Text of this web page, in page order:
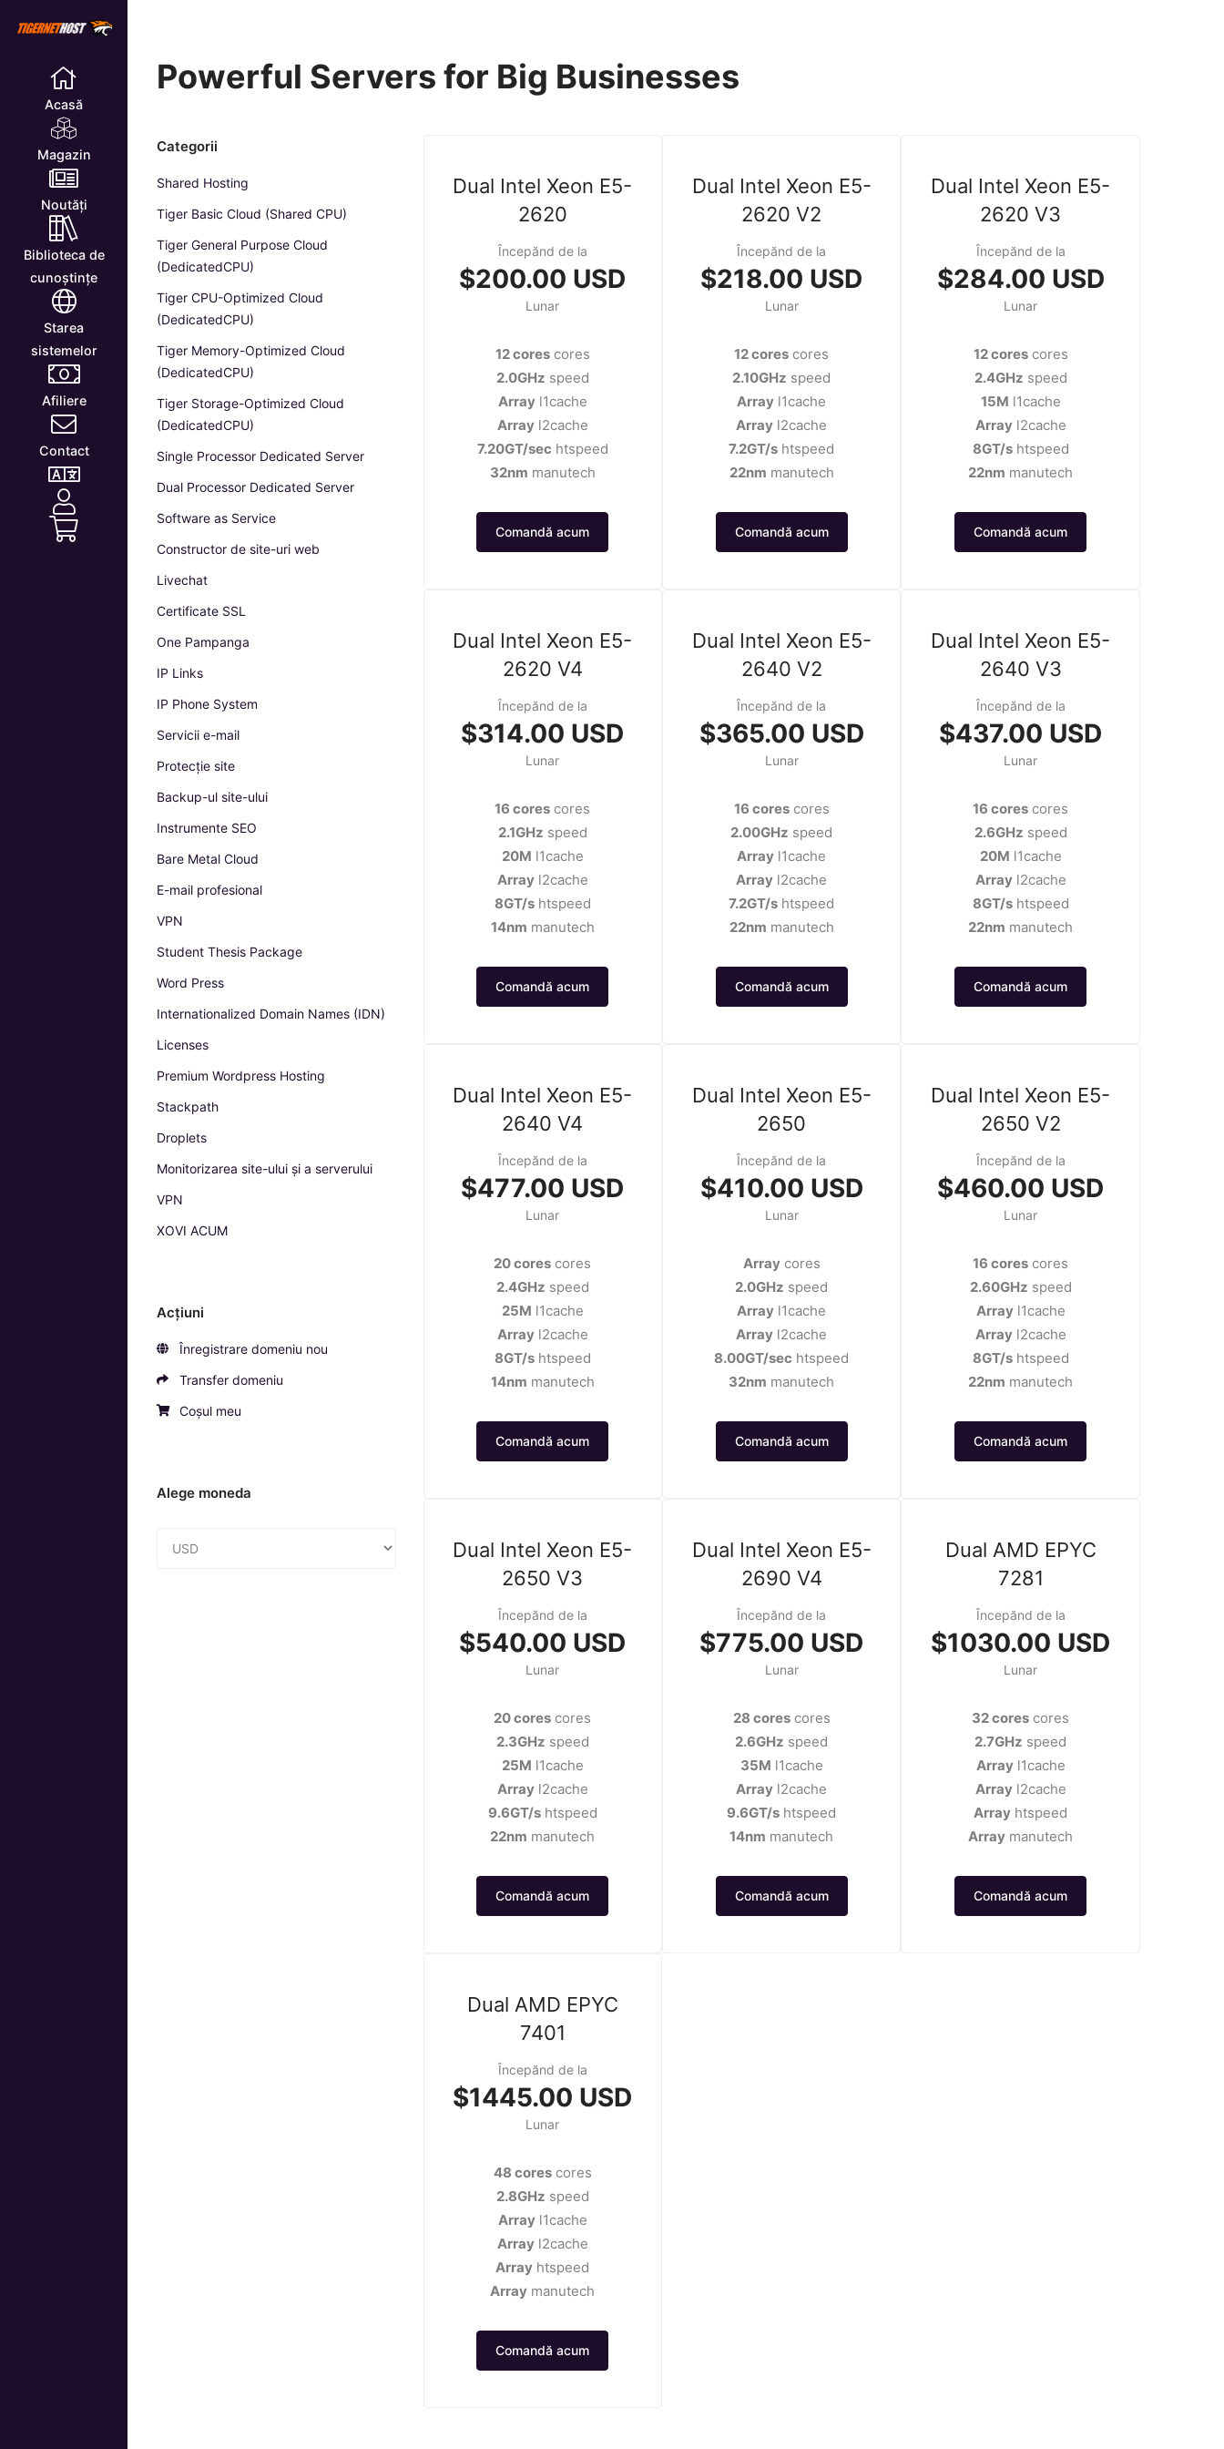
Acasă
Magazin
Noutăți
Biblioteca de
cunoștințe
Starea
sistemelor
Afiliere
Contact
Powerful Servers for Big Businesses
Categorii
Shared Hosting
Tiger Basic Cloud (Shared CPU)
Tiger General Purpose Cloud
(DedicatedCPU)
Tiger CPU-Optimized Cloud
(DedicatedCPU)
Tiger Memory-Optimized Cloud
(DedicatedCPU)
Tiger Storage-Optimized Cloud
(DedicatedCPU)
Single Processor Dedicated Server
Dual Processor Dedicated Server
Software as Service
Constructor de site-uri web
Livechat
Certificate SSL
One Pampanga
IP Links
IP Phone System
Servicii e-mail
Protecție site
Backup-ul site-ului
Instrumente SEO
Bare Metal Cloud
E-mail profesional
VPN
Student Thesis Package
Word Press
Internationalized Domain Names (IDN)
Licenses
Premium Wordpress Hosting
Stackpath
Droplets
Monitorizarea site-ului și a serverului
VPN
XOVI ACUM
Acțiuni
Înregistrare domeniu nou
Transfer domeniu
Coșul meu
Alege moneda
Dual Intel Xeon E5-
2620
Începănd de la
$200.00 USD
Lunar
12 corescores
2.0GHz speed
Arrayl1cache
Arrayl2cache
7.20GT/sec htspeed
32nm manutech
Comandă acum
Dual Intel Xeon E5-
2620 V2
Începănd de la
$218.00 USD
Lunar
12 cores cores
2.10GHz speed
Array l1cache
Array l2cache
7.2GT/s htspeed
22nm manutech
Comandă acum
Dual Intel Xeon E5-
2620 V3
Începănd de la
$284.00 USD
Lunar
12 corescores
2.4GHz speed
15M l1cache
Arrayl2cache
8GT/shtspeed
22nm manutech
Comandă acum
Dual Intel Xeon E5-
2620 V4
Începănd de la
$314.00 USD
Lunar
16 cores cores
2.1GHz speed
20M l1cache
Arrayl2cache
8GT/shtspeed
14nm manutech
Comandă acum
Dual Intel Xeon E5-
2640 V2
Începănd de la
$365.00 USD
Lunar
16 corescores
2.00GHz speed
Array l1cache
Array l2cache
7.2GT/s htspeed
22nm manutech
Comandă acum
Dual Intel Xeon E5-
2640 V3
Începănd de la
$437.00 USD
Lunar
16 cores cores
2.6GHz speed
20M l1cache
Arrayl2cache
8GT/shtspeed
22nm manutech
Comandă acum
Dual Intel Xeon E5-
2640 V4
Începănd de la
$477.00 USD
Lunar
20 cores cores
2.4GHz speed
25M l1cache
Arrayl2cache
8GT/shtspeed
14nm manutech
Comandă acum
Dual Intel Xeon E5-
2650
Începănd de la
$410.00 USD
Lunar
Arraycores
2.0GHz speed
Array l1cache
Array l2cache
8.00GT/sec htspeed
32nm manutech
Comandă acum
Dual Intel Xeon E5-
2650 V2
Începănd de la
$460.00 USD
Lunar
16 cores cores
2.60GHz speed
Arrayl1cache
Arrayl2cache
8GT/shtspeed
22nm manutech
Comandă acum
Dual Intel Xeon E5-
2650 V3
Începănd de la
$540.00 USD
Lunar
20 cores cores
2.3GHz speed
25M l1cache
Arrayl2cache
9.6GT/shtspeed
22nm manutech
Comandă acum
Dual Intel Xeon E5-
2690 V4
Începănd de la
$775.00 USD
Lunar
28 corescores
2.6GHz speed
35M l1cache
Array l2cache
9.6GT/s htspeed
14nm manutech
Comandă acum
Dual AMD EPYC
7281
Începănd de la
$1030.00 USD
Lunar
32 cores cores
2.7GHz speed
Arrayl1cache
Arrayl2cache
Array htspeed
Array manutech
Comandă acum
Dual AMD EPYC
7401
Începănd de la
$1445.00 USD
Lunar
48 corescores
2.8GHz speed
Arrayl1cache
Arrayl2cache
Array htspeed
Array manutech
Comandă acum